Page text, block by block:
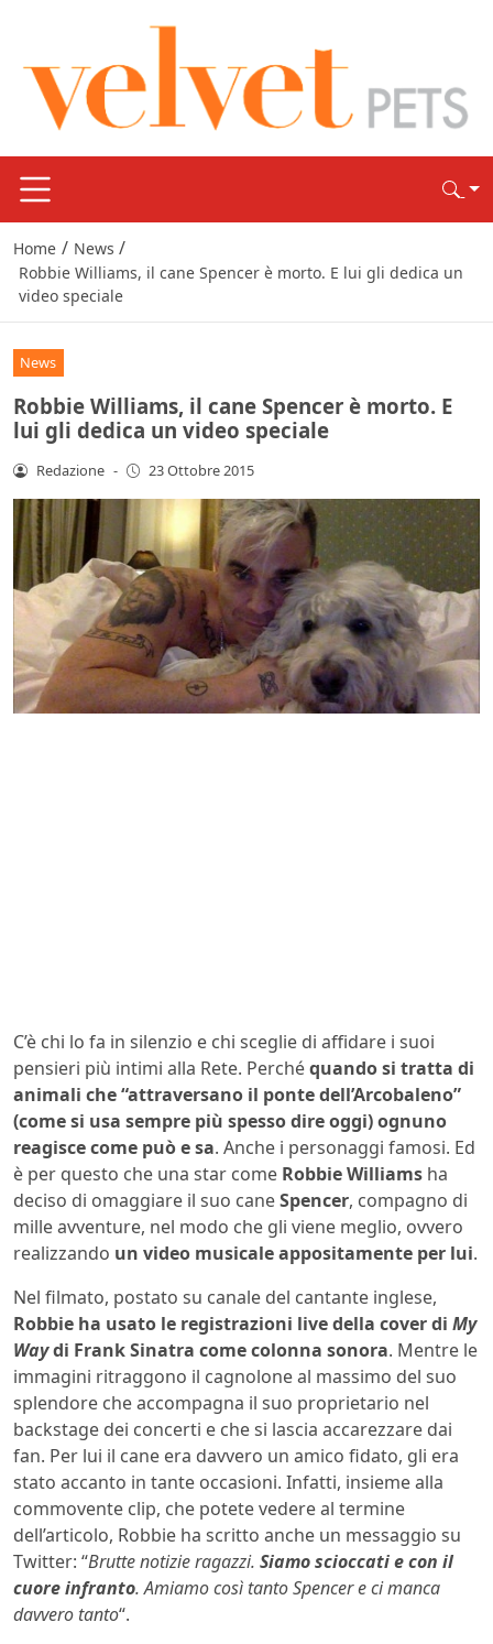
Home / News /
Robbie Williams, il cane Spencer è morto. E lui gli dedica un
video speciale
News
Robbie Williams, il cane Spencer è morto. E
lui gli dedica un video speciale
Redazione - 23 Ottobre 2015
C’è chi lo fa in silenzio e chi sceglie di affidare i suoi
pensieri più intimi alla Rete. Perchéquando si tratta di
animali che “attraversano il ponte dell’Arcobaleno”
(come si usa sempre più spesso dire oggi) ognuno
reagisce come può e sa. Anche i personaggi famosi. Ed
è per questo che una star come Robbie Williams ha
deciso di omaggiare il suo caneSpencer, compagno di
mille avventure, nel modo che gli viene meglio, ovvero
realizzando un video musicale appositamente per lui.
Nel filmato, postato su canale del cantante inglese,
Robbie ha usato le registrazioni live della cover di My
Waydi Frank Sinatra come colonna sonora. Mentre le
immagini ritraggono il cagnolone al massimo del suo
splendore che accompagna il suo proprietario nel
backstage dei concerti e che si lascia accarezzare dai
fan. Per lui il cane era davvero un amico fidato, gli era
stato accanto in tante occasioni. Infatti, insieme alla
commovente clip, che potete vedere al termine
dell’articolo, Robbie ha scritto anche un messaggio su
Twitter: “Brutte notizie ragazzi. Siamo scioccati e con il
cuore infranto. Amiamo così tanto Spencer e ci manca
davvero tanto“.